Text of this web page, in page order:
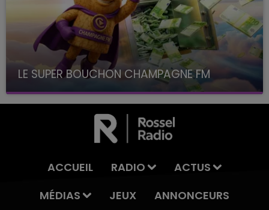
LE SUPER BOUCHON CHAMPAGNE FM
avec La Famille Champagne FM, à 8H10
ACCUEIL RADIO
ACTUS
MÉDIAS
JEUX ANNONCEURS